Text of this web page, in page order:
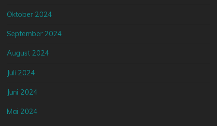
Oktober 2024
September 2024
August 2024
Juli 2024
Juni 2024
Mai 2024